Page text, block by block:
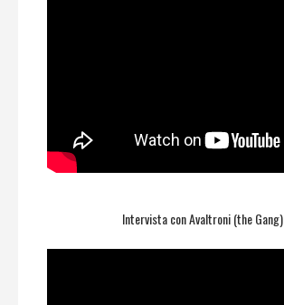
Intervista con Avaltroni (the Gang)